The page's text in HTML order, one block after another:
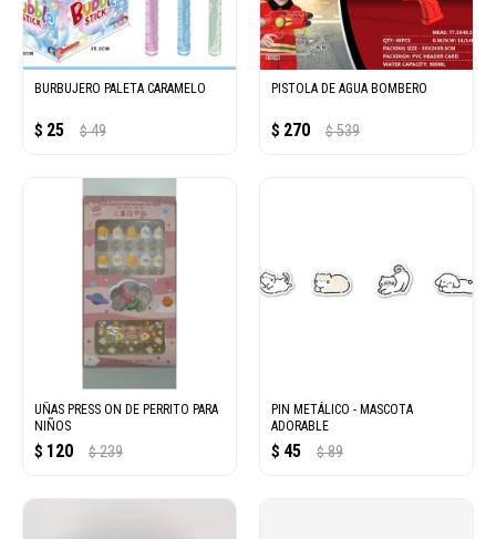
BURBUJERO PALETA CARAMELO
$ 25 $ 49
PISTOLA DE AGUA BOMBERO
$ 270 $ 539
UÑAS PRESS ON DE PERRITO PARA
NIÑOS
$ 120 $ 239
PIN METÁLICO - MASCOTA
ADORABLE
$ 45 $ 89